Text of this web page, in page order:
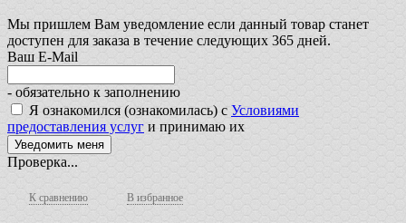
Мы пришлем Вам уведомление если данный товар станет
доступен для заказа в течение следующих 365 дней.
Ваш E-Mail
- обязательно к заполнению
Я ознакомился (ознакомилась) с Условиями
предоставления услуг и принимаю их
Проверка...
К сравнению В избранное